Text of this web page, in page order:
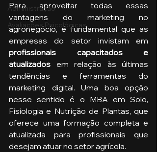
Administração
Avaliações Psicológicas
Para aproveitar todas essas
vantagens do marketing no
agronegócio, é fundamental que as
profissionais capacitados e
atualizados em relação às últimas
tendências e ferramentas do
marketing digital. Uma boa opção
nesse sentido é o MBA em Solo,
Fisiologia e Nutrição de Plantas, que
oferece uma formação completa e
atualizada para profissionais que
desejam atuar no setor agrícola.